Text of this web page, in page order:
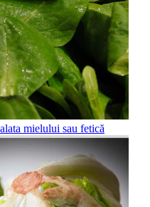
mielului sau fetică